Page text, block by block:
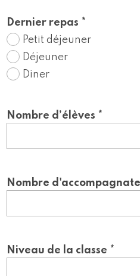
Dernier repas *
Petit déjeuner
Déjeuner
Diner
Nombre d’élèves *
Nombre
Niveau de la classe *